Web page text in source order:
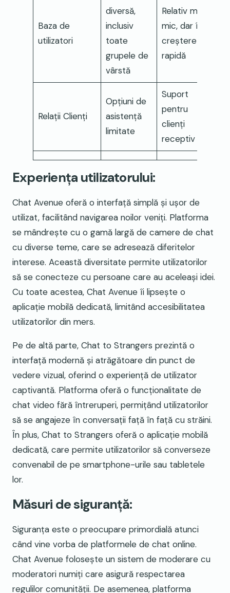
Baza de
utilizatori
diversă,
inclusiv
toate
grupele de
vârstă
Relativ mai
mic, dar în
creștere
rapidă
Relații Clienți
Opțiuni de
asistență
limitate
Suport
pentru
clienți
receptiv
Experiența utilizatorului:
Chat Avenue oferă o interfață simplă și ușor de
utilizat, facilitând navigarea noilor veniți. Platforma
se mândrește cu o gamă largă de camere de chat
cu diverse teme, care se adresează diferitelor
interese. Această diversitate permite utilizatorilor
să se conecteze cu persoane care au aceleași idei.
Cu toate acestea, Chat Avenue îi lipsește o
aplicație mobilă dedicată, limitând accesibilitatea
utilizatorilor din mers.
Pe de altă parte, Chat to Strangers prezintă o
interfață modernă și atrăgătoare din punct de
vedere vizual, oferind o experiență de utilizator
captivantă. Platforma oferă o funcționalitate de
chat video fără întreruperi, permițând utilizatorilor
să se angajeze în conversații față în față cu străini.
În plus, Chat to Strangers oferă o aplicație mobilă
dedicată, care permite utilizatorilor să converseze
convenabil de pe smartphone-urile sau tabletele
lor.
Măsuri de siguranță:
Siguranța este o preocupare primordială atunci
când vine vorba de platformele de chat online.
Chat Avenue folosește un sistem de moderare cu
moderatori numiți care asigură respectarea
regulilor comunității. De asemenea, platforma